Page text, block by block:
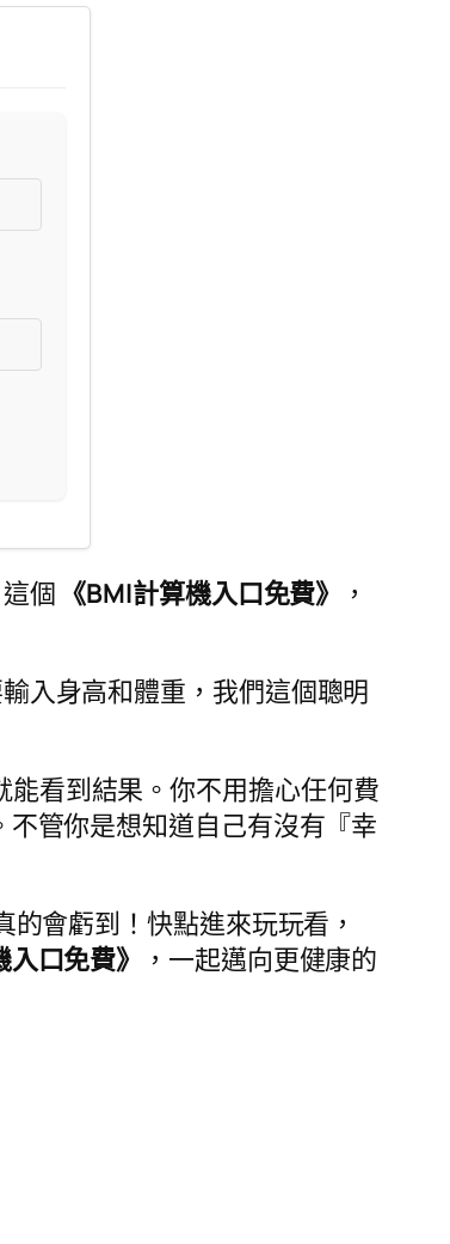
個 《BMI計算機入口免費》 ，
入身高和體重，我們這個聰明
看到結果。你不用擔心任何費
管你是想知道自己有沒有『幸
的會虧到！快點進來玩玩看，
入口免費》 ，一起邁向更健康的